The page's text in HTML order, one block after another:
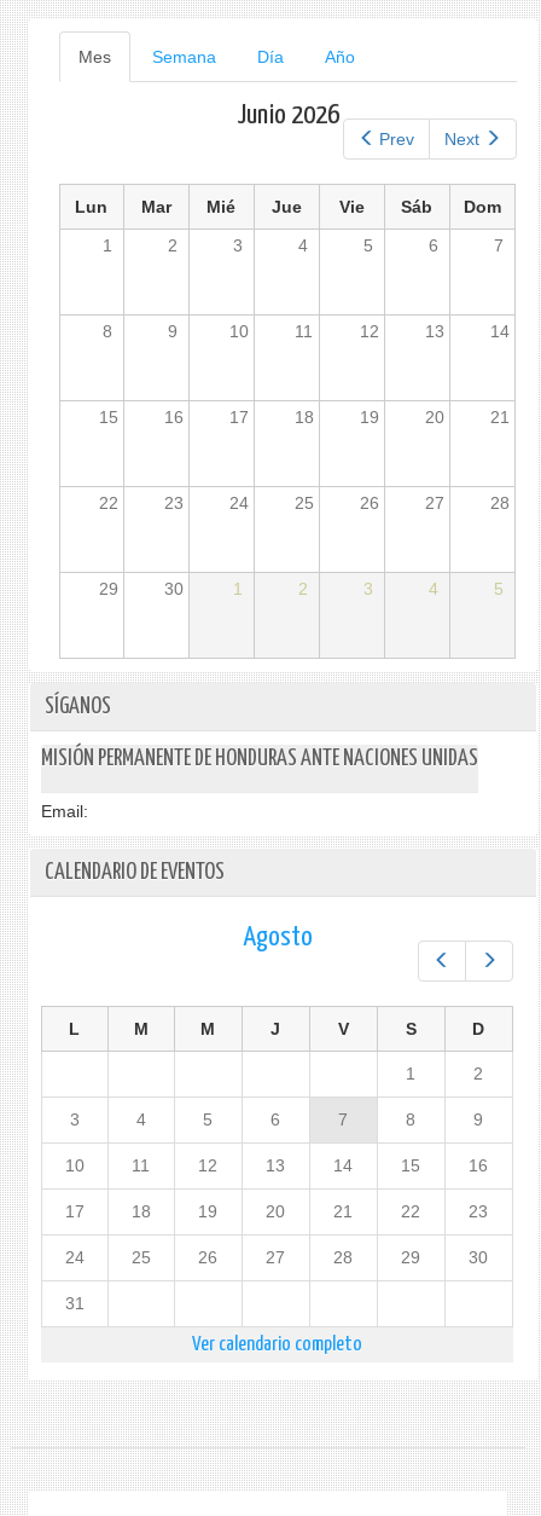
Solapas
principales
Mes(solapa
activa)
Semana Día Año
Prev Next
Junio 2026
Lun Mar Mié Jue Vie Sáb
Dom
1
2 3 4 5 6 7
8 9 10 11 12 13 14
15 16 17 18 19 20 21
22 23 24 25 26 27 28
29 30 1 2 3 4 5
SÍGANOS
MISIÓN PERMANENTE DE HONDURAS ANTE NACIONES UNIDAS
Email:
CALENDARIO DE EVENTOS
Agosto
L M M J V S D
1 2
3 4 5 6 7 8 9
10 11 12 13 14 15 16
17 18 19 20 21 22 23
24 25 26 27 28 29 30
31
Ver calendario completo